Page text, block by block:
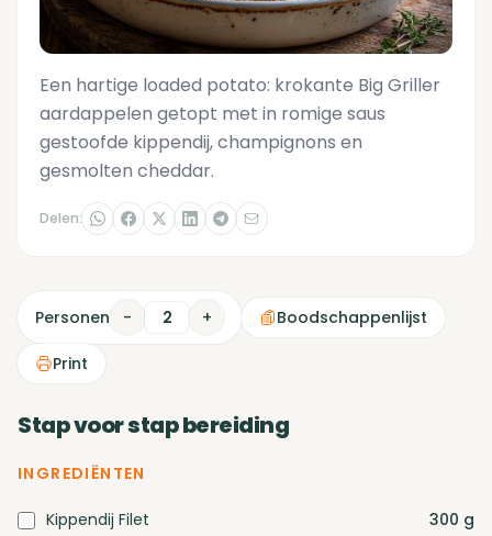
Een hartige loaded potato: krokante Big Griller
aardappelen getopt met in romige saus
gestoofde kippendij, champignons en
gesmolten cheddar.
Delen:
Personen - + Boodschappenlijst
Print
Stap voor stap bereiding
INGREDIËNTEN
Kippendij Filet 300 g